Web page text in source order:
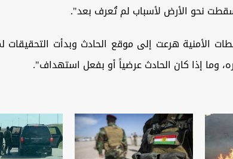
نحو الأرض لأسباب لم تُعرف بعد".
الأمنية هرعت إلى موقع الحادث وبدأت التحقيقات
وما إذا كان الحادث عرضياً أو بفعل استهداف".